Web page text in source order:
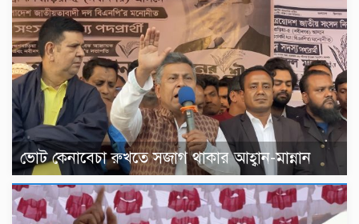
ভোট কেনাবেচা রুখতে সজাগ থাকার আহ্বান-মান্নান